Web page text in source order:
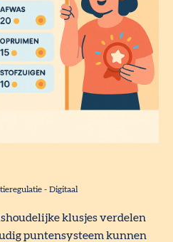
- Digitaal
klusjes verdelen
puntensysteem kunnen